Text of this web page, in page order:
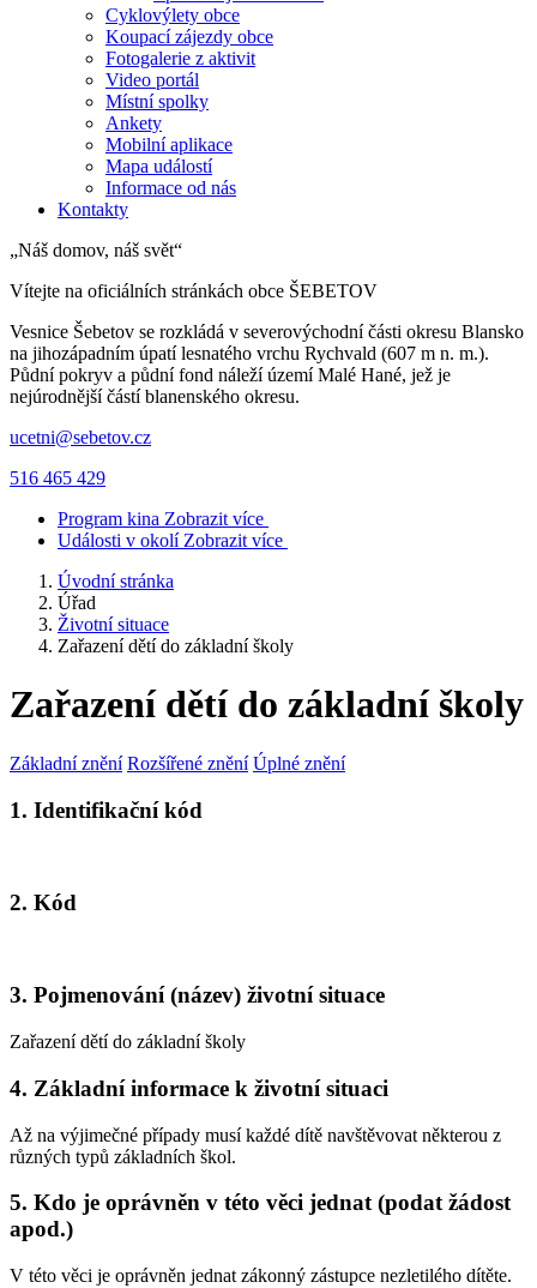
Cyklovýlety obce
Koupací zájezdy obce
Fotogalerie z aktivit
Video portál
Místní spolky
Ankety
Mobilní aplikace
Mapa událostí
Informace od nás
Kontakty
„Náš domov, náš svět“
Vítejte na oficiálních stránkách obce ŠEBETOV
Vesnice Šebetov se rozkládá v severovýchodní části okresu Blansko
na jihozápadním úpatí lesnatého vrchu Rychvald (607 m n. m.).
Půdní pokryv a půdní fond náleží území Malé Hané, jež je
nejúrodnější částí blanenského okresu.
ucetni@sebetov.cz
516 465 429
Program kina Zobrazit více
Události v okolí Zobrazit více
Úvodní stránka
Úřad
Životní situace
Zařazení dětí do základní školy
Zařazení dětí do základní školy
Základní znění Rozšířené znění Úplné znění
1. Identifikační kód
2. Kód
3. Pojmenování (název) životní situace
Zařazení dětí do základní školy
4. Základní informace k životní situaci
Až na výjimečné případy musí každé dítě navštěvovat některou z
různých typů základních škol.
5. Kdo je oprávněn v této věci jednat (podat žádost
apod.)
V této věci je oprávněn jednat zákonný zástupce nezletilého dítěte.